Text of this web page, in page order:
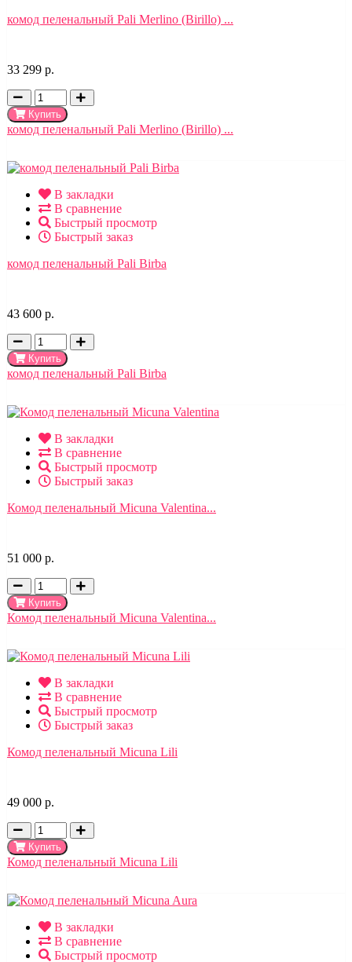
комод пеленальный Pali Merlino (Birillo) ...
33 299 р.
Купить
комод пеленальный Pali Merlino (Birillo) ...
В закладки
В сравнение
Быстрый просмотр
Быстрый заказ
комод пеленальный Pali Birba
43 600 р.
Купить
комод пеленальный Pali Birba
В закладки
В сравнение
Быстрый просмотр
Быстрый заказ
Комод пеленальный Micuna Valentina...
51 000 р.
Купить
Комод пеленальный Micuna Valentina...
В закладки
В сравнение
Быстрый просмотр
Быстрый заказ
Комод пеленальный Micuna Lili
49 000 р.
Купить
Комод пеленальный Micuna Lili
В закладки
В сравнение
Быстрый просмотр